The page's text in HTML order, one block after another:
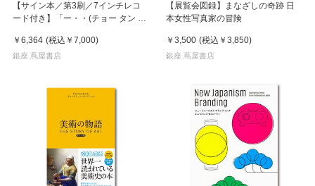
【サイン本／第3刷／7インチレコ
ード付き】「ー・・(チョー タン タ
￥6,364 (税込 ￥7,000)
銀座 蔦屋書店
【展覧会図録】まなざしの奇跡 日
本女性写真家の冒険
￥3,500 (税込 ￥3,850)
銀座 蔦屋書店